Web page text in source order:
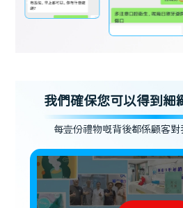
我們確保您可以得到細
每壹份禮物嘅背後都係顧客